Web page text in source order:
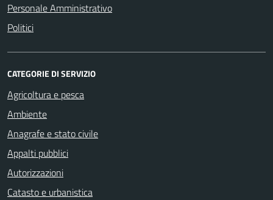
Personale Amministrativo
Politici
CATEGORIE DI SERVIZIO
Agricoltura e pesca
Ambiente
Anagrafe e stato civile
Appalti pubblici
Autorizzazioni
Catasto e urbanistica